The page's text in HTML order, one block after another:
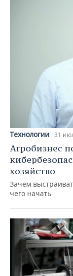
Технологии 31
Агробизнес
хозяйство
Зачем
чего начать